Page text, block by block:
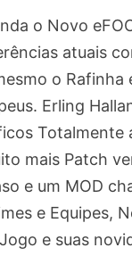
o Novo
atuais
o Rafinha
Erling
mais Patch
e um MOD
e Equipes,
e suas